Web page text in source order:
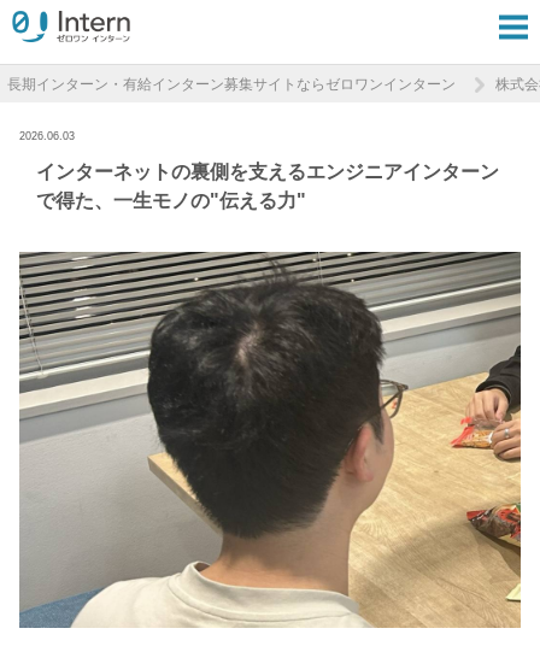
長期インターン・有給インターン募集サイトならゼロワンインターン 株式
2026.06.03
インターネットの裏側を支えるエンジニアインターン
で得た、一生モノの"伝える力"